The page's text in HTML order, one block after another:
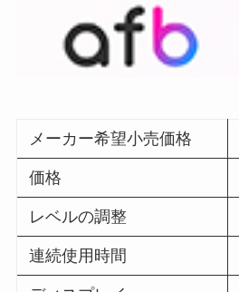
メーカー希望小売価格
価格
レベルの調整
連続使用時間